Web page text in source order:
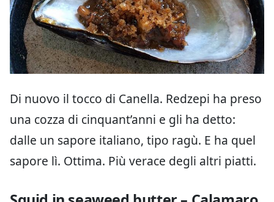
Di nuovo il tocco di Canella. Redzepi ha preso
una cozza di cinquant’anni e gli ha detto:
dalle un sapore italiano, tipo ragù. E ha quel
sapore lì. Ottima. Più verace degli altri piatti.